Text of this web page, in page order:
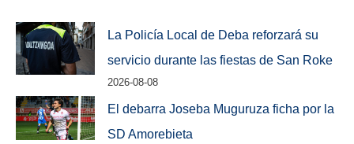
La Policía Local de Deba reforzará su
servicio durante las fiestas de San Roke
2026-08-08
El debarra Joseba Muguruza ficha por la
SD Amorebieta